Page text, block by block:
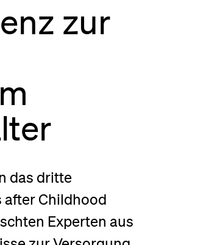
zur
das dritte
after Childhood
Experten aus